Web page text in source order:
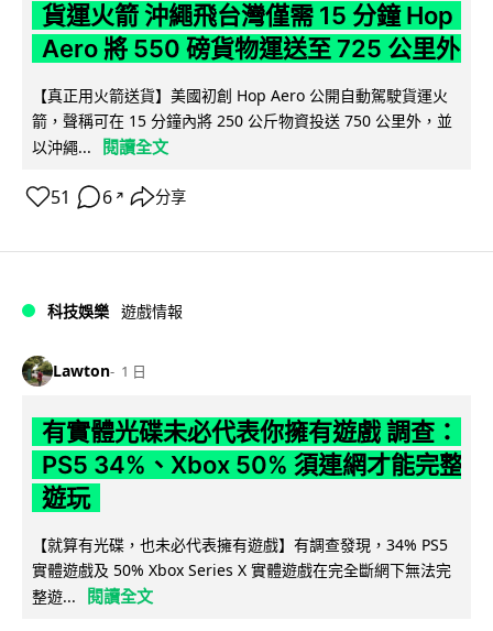
貨運火箭 沖繩飛台灣僅需 15 分鐘 Hop
Aero 將 550 磅貨物運送至 725 公里外
【真正用火箭送貨】美國初創 Hop Aero 公開自動駕駛貨運火
箭，聲稱可在 15 分鐘內將 250 公斤物資投送 750 公里外，並
以沖繩...
閱讀全文
51 6 ↗ 分享
科技娛樂 遊戲情報
Lawton 1 日
有實體光碟未必代表你擁有遊戲 調查：
PS5 34%、Xbox 50% 須連網才能完整
遊玩
【就算有光碟，也未必代表擁有遊戲】有調查發現，34% PS5
實體遊戲及 50% Xbox Series X 實體遊戲在完全斷網下無法完
整遊...
閱讀全文